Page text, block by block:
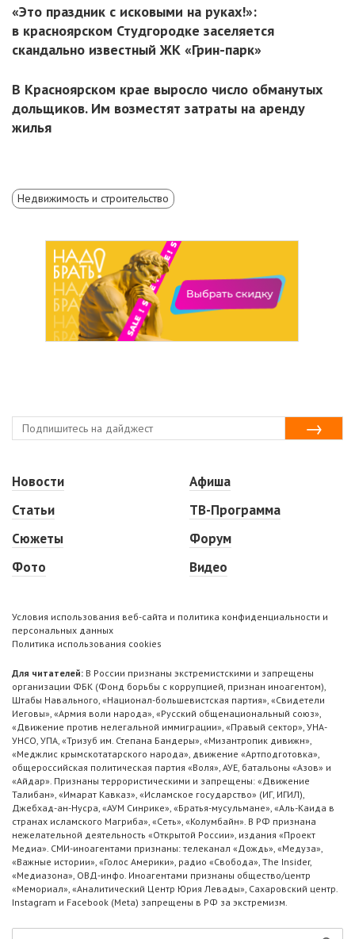
«Это праздник с исковыми на руках!»:
в красноярском Студгородке заселяется
скандально известный ЖК «Грин-парк»
В Красноярском крае выросло число обманутых
дольщиков. Им возместят затраты на аренду
жилья
Недвижимость и строительство
Новости
Статьи
Сюжеты
Фото
Афиша
ТВ-Программа
Форум
Видео
Условия использования веб-сайта и политика конфиденциальности и
персональных данных
Политика использования cookies
Для читателей: В России признаны экстремистскими и запрещены
организации ФБК (Фонд борьбы с коррупцией, признан иноагентом),
Штабы Навального, «Национал-большевистская партия», «Свидетели
Иеговы», «Армия воли народа», «Русский общенациональный союз»,
«Движение против нелегальной иммиграции», «Правый сектор», УНА-
УНСО, УПА, «Тризуб им. Степана Бандеры», «Мизантропик дивижн»,
«Меджлис крымскотатарского народа», движение «Артподготовка»,
общероссийская политическая партия «Воля», АУЕ, батальоны «Азов» и
«Айдар». Признаны террористическими и запрещены: «Движение
Талибан», «Имарат Кавказ», «Исламское государство» (ИГ, ИГИЛ),
Джебхад-ан-Нусра, «АУМ Синрике», «Братья-мусульмане», «Аль-Каида в
странах исламского Магриба», «Сеть», «Колумбайн». В РФ признана
нежелательной деятельность «Открытой России», издания «Проект
Медиа». СМИ-иноагентами признаны: телеканал «Дождь», «Медуза»,
«Важные истории», «Голос Америки», радио «Свобода», The Insider,
«Медиазона», ОВД-инфо. Иноагентами признаны общество/центр
«Мемориал», «Аналитический Центр Юрия Левады», Сахаровский центр.
Instagram и Facebook (Metа) запрещены в РФ за экстремизм.